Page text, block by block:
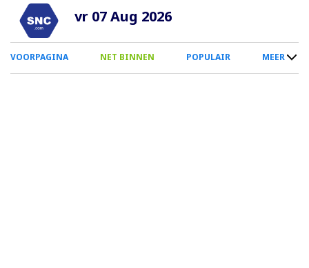
Overslaan
naar
inhoud
vr 07 Aug 2026
0
Smartphone
VOORPAGINA NET BINNEN POPULAIR MEER